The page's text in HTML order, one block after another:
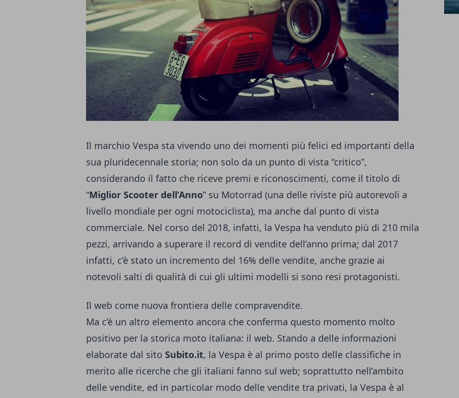
Il marchio Vespa sta vivendo uno dei momenti più felici ed importanti della
sua pluridecennale storia; non solo da un punto di vista “critico”,
considerando il fatto che riceve premi e riconoscimenti, come il titolo di
“Miglior Scooter dell’Anno” su Motorrad (una delle riviste più autorevoli a
livello mondiale per ogni motociclista), ma anche dal punto di vista
commerciale. Nel corso del 2018, infatti, la Vespa ha venduto più di 210 mila
pezzi, arrivando a superare il record di vendite dell’anno prima; dal 2017
infatti, c’è stato un incremento del 16% delle vendite, anche grazie ai
notevoli salti di qualità di cui gli ultimi modelli si sono resi protagonisti.
Il web come nuova frontiera delle compravendite.
Ma c’è un altro elemento ancora che conferma questo momento molto
positivo per la storica moto italiana: il web. Stando a delle informazioni
elaborate dal sito Subito.it, la Vespa è al primo posto delle classifiche in
merito alle ricerche che gli italiani fanno sul web; soprattutto nell’ambito
delle vendite, ed in particolar modo delle vendite tra privati, la Vespa è al